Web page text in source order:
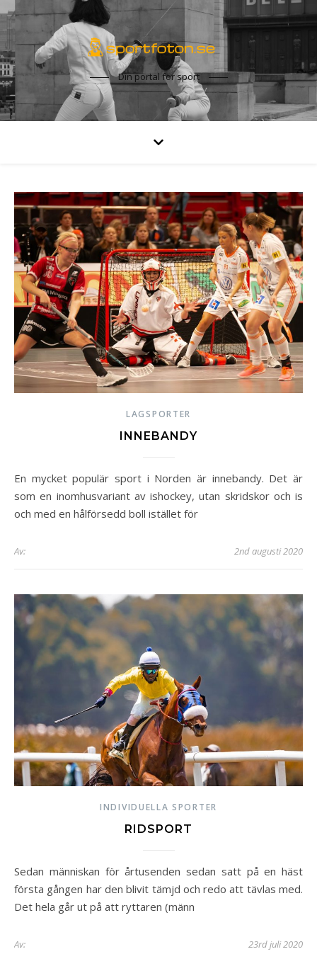
Din portal för sport
LAGSPORTER
INNEBANDY
En mycket populär sport i Norden är innebandy. Det är
som en inomhusvariant av ishockey, utan skridskor och is
och med en hålförsedd boll istället för
Av: 2nd augusti 2020
INDIVIDUELLA SPORTER
RIDSPORT
Sedan människan för årtusenden sedan satt på en häst
första gången har den blivit tämjd och redo att tävlas med.
Det hela går ut på att ryttaren (männ
Av: 23rd juli 2020